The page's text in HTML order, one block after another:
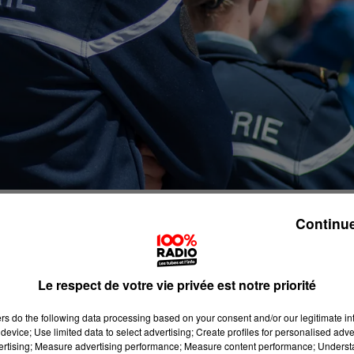
témoins concernant la disparition de Thierry Garnet. Il
donner de nouvelles depuis. La raison qui inquiète
c’est qu’il aurait annoncé à sa compagne qu'il allait
se trouver dans le sud des Hautes-Pyrénées, son
demandé aux personnes ayant des informations sur
Le respect de votre vie privée est notre priorité
do the following data processing based on your consent and/or our legitimate
Use limited data to select advertising; Create profiles for personalised
Measure advertising performance; Measure content performance;